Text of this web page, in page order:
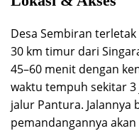
Desa Sembiran
30 km timur dari
45–60 menit dengan
waktu tempuh sekitar
jalur Pantura. Jalannya
pemandangannya